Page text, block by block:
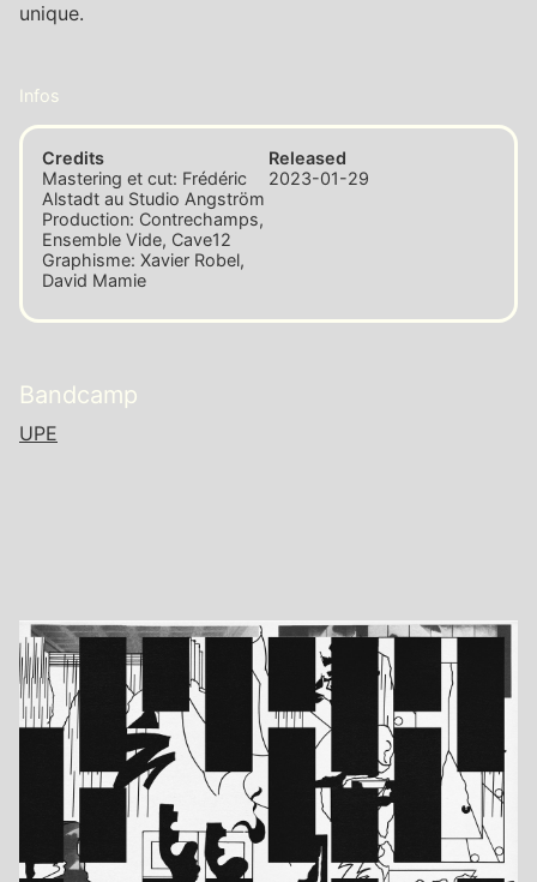
unique.
Infos
Credits
Mastering et cut: Frédéric
Alstadt au Studio Angström
Production: Contrechamps,
Ensemble Vide, Cave12
Graphisme: Xavier Robel,
David Mamie
Released
2023-01-29
Bandcamp
UPE